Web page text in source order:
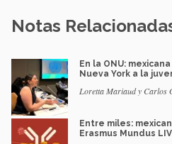
Notas
En la ONU:
Nueva York a la
Loretta Mariaud y Carlos
Entre miles:
Erasmus Mundus